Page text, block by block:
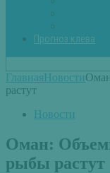
Прогноз клева
ГлавнаяНовости
растут
Новости
Оман:
рыбы растут